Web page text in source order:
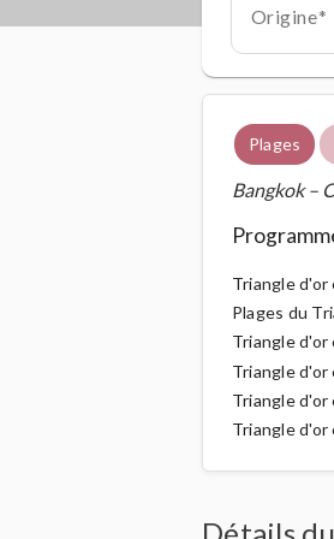
Origine
Plages
Bangkok –
Triangle d'or
Plages du
Triangle d'or
Triangle
Triangle d'or
Triangle d'or